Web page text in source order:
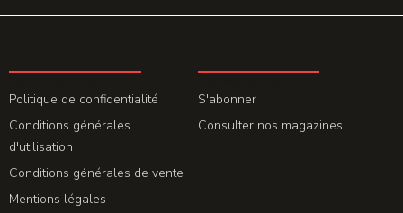
Politique de confidentialité
Conditions générales
d'utilisation
Conditions générales de vente
Mentions légales
S'abonner
Consulter nos magazines